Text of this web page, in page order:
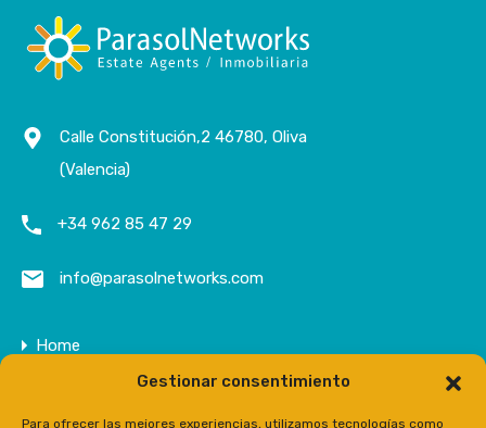
Gestionar consentimiento
Para ofrecer las mejores experiencias, utilizamos tecnologías como
Calle Constitución,2 46780, Oliva
(Valencia)
+34 962 85 47 29
info@parasolnetworks.com
Home
Domaine